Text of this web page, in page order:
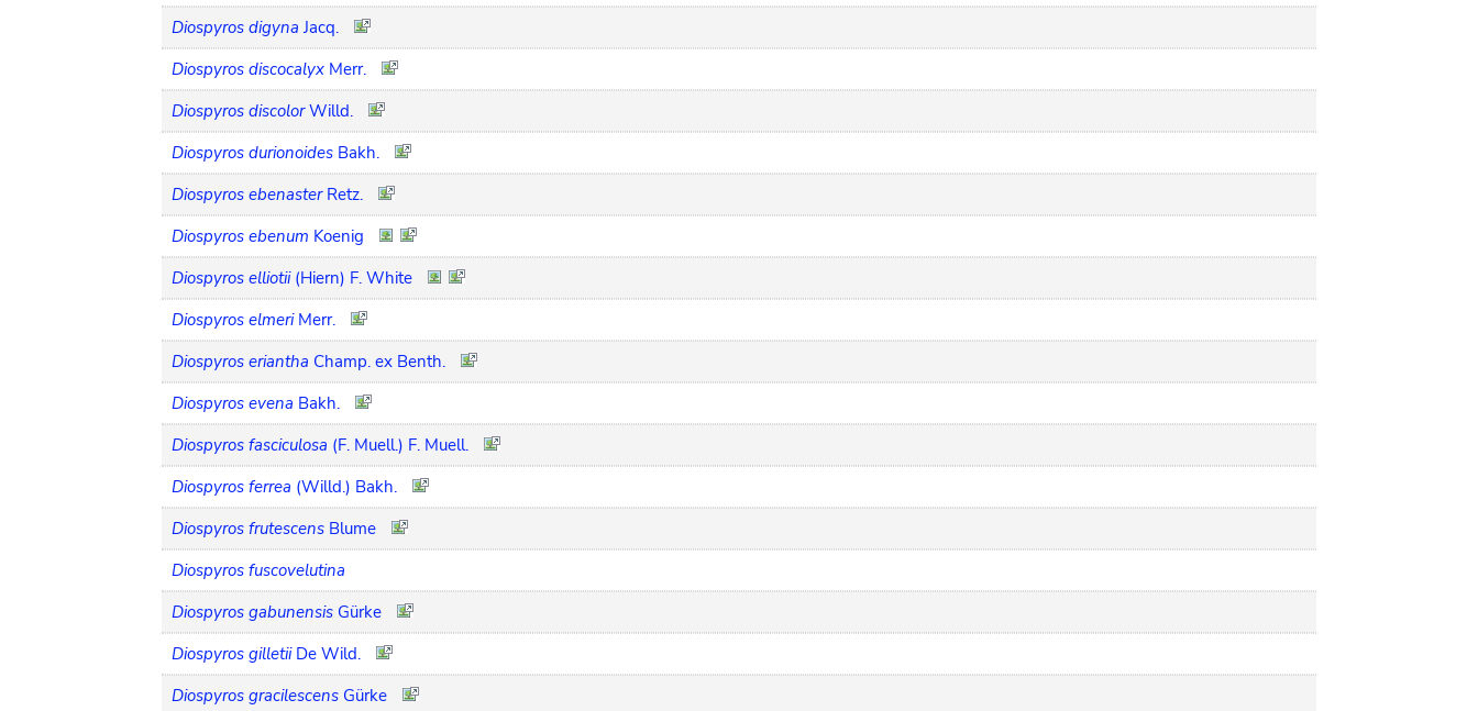
Diospyros digyna Jacq.
Diospyros discocalyx Merr.
Diospyros discolor Willd.
Diospyros durionoides Bakh.
Diospyros ebenaster Retz.
Diospyros ebenum Koenig
Diospyros elliotii (Hiern) F. White
Diospyros elmeri Merr.
Diospyros eriantha Champ. ex Benth.
Diospyros evena Bakh.
Diospyros fasciculosa (F. Muell.) F. Muell.
Diospyros ferrea (Willd.) Bakh.
Diospyros frutescens Blume
Diospyros fuscovelutina
Diospyros gabunensis Gürke
Diospyros gilletii De Wild.
Diospyros gracilescens Gürke